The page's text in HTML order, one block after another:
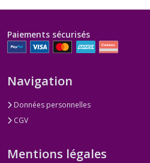
Paiements sécurisés
Navigation
Données personnelles
CGV
Mentions légales